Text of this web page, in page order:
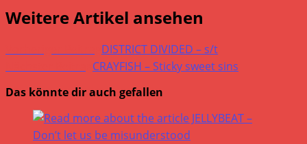
Weitere Artikel ansehen
DISTRICT DIVIDED – s/t
CRAYFISH – Sticky sweet sins
Das könnte dir auch gefallen